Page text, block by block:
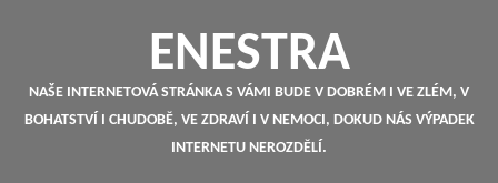
ENESTRA
NAŠE INTERNETOVÁ STRÁNKA S VÁMI BUDE V DOBRÉM I VE ZLÉM, V
BOHATSTVÍ I CHUDOBĚ, VE ZDRAVÍ I V NEMOCI, DOKUD NÁS VÝPADEK
INTERNETU NEROZDĚLÍ.